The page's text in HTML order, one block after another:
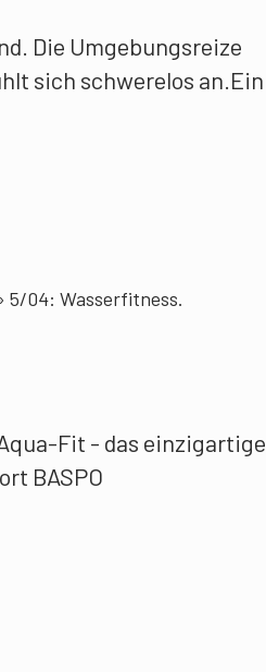
Die Umgebungsreize
sich schwerelos an.Ein
5/04: Wasserfitness.
Fit - das einzigartige
BASPO